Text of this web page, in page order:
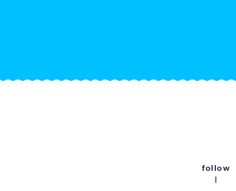
follow